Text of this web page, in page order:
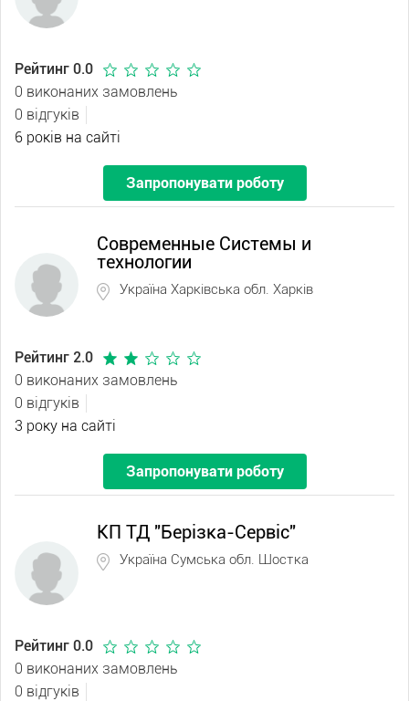
Рейтинг 0.0
0 виконаних замовлень
0 відгуків
6 років на сайті
Запропонувати роботу
Современные Системы и
технологии
Україна Харківська обл. Харків
Рейтинг 2.0
0 виконаних замовлень
0 відгуків
3 року на сайті
Запропонувати роботу
КП ТД "Берізка-Сервіс"
Україна Сумська обл. Шостка
Рейтинг 0.0
0 виконаних замовлень
0 відгуків